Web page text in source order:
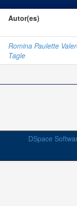
Autor(es)
Romina Paulette
Tagle
DSpace